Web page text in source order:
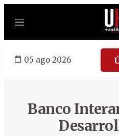
Menú
05 ago 2026
Banco